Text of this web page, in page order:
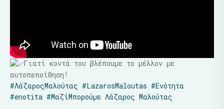
Γιατί κοντά του βλέπουμε το μέλλον με
αυτοπεποίθηση!
#ΛάζαροςΜαλούτας #LazarosMaloutas #Ενότητα
#enotita #ΜαζίΜπορούμε Λάζαρος Μαλούτας